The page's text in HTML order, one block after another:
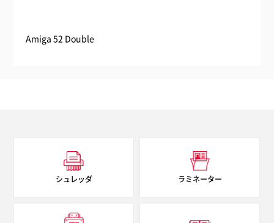
1600×3000 mm
Amiga 52 Double
シュレッダ ラミネーター